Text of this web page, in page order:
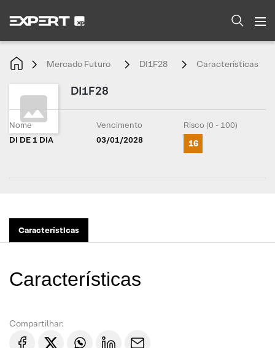
Mercado Futuro DI1F28 Características
DI1F28
Nome
DI DE 1 DIA
Vencimento
03/01/2028
Risco (0 - 100)
16
Características
Características
Compartilhar: